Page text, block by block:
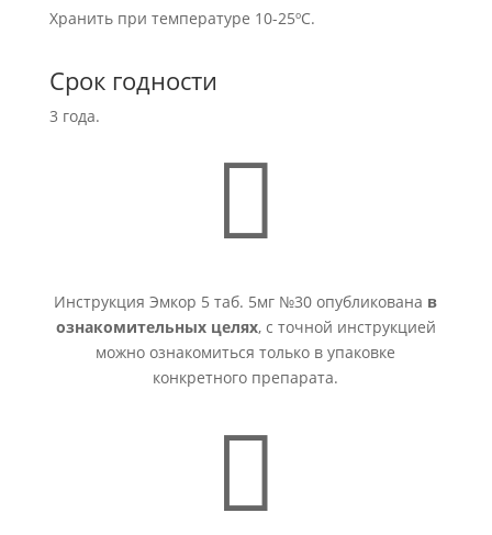
Хранить при температуре 10-25ºС.
Срок годности
3 года.

Инструкция Эмкор 5 таб. 5мг №30 опубликована в
ознакомительных целях, с точной инструкцией
можно ознакомиться только в упаковке
конкретного препарата.
